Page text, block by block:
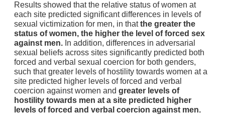
Results showed that the relative status of women at
each site predicted significant differences in levels of
sexual victimization for men, in thatthe greater the
status of women, the higher the level of forced sex
against men.In addition, differences in adversarial
sexual beliefs across sites significantly predicted both
forced and verbal sexual coercion for both genders,
such that greater levels of hostility towards women at a
site predicted higher levels of forced and verbal
coercion against women and greater levels of
hostility towards men at a site predicted higher
levels of forced and verbal coercion against men.